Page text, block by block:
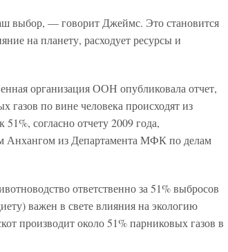
выбор, — говорит Джеймс. Это становится
на планету, расходует ресурсы и
организация ООН опубликовала отчет,
газов по вине человека происходят из
согласно отчету 2009 года,
Анхангом из Департамента МФК по делам
ответственно за 51% выбросов
важен в свете влияния на экологию
производит около 51% парниковых газов в